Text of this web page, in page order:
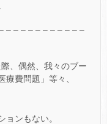
– – – – – – – – – – –
、偶然、我々のブー
療費問題」等々、
ョンもない。